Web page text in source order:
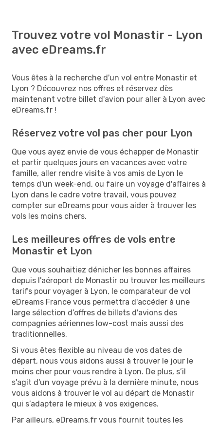
Trouvez votre vol Monastir - Lyon
avec eDreams.fr
Vous êtes à la recherche d'un vol entre Monastir et
Lyon ? Découvrez nos offres et réservez dès
maintenant votre billet d'avion pour aller à Lyon avec
eDreams.fr !
Réservez votre vol pas cher pour Lyon
Que vous ayez envie de vous échapper de Monastir
et partir quelques jours en vacances avec votre
famille, aller rendre visite à vos amis de Lyon le
temps d'un week-end, ou faire un voyage d'affaires à
Lyon dans le cadre votre travail, vous pouvez
compter sur eDreams pour vous aider à trouver les
vols les moins chers.
Les meilleures offres de vols entre
Monastir et Lyon
Que vous souhaitiez dénicher les bonnes affaires
depuis l'aéroport de Monastir ou trouver les meilleurs
tarifs pour voyager à Lyon, le comparateur de vol
eDreams France vous permettra d'accéder à une
large sélection d’offres de billets d'avions des
compagnies aériennes low-cost mais aussi des
traditionnelles.
Si vous êtes flexible au niveau de vos dates de
départ, nous vous aidons aussi à trouver le jour le
moins cher pour vous rendre à Lyon. De plus, s’il
s'agit d'un voyage prévu à la dernière minute, nous
vous aidons à trouver le vol au départ de Monastir
qui s’adaptera le mieux à vos exigences.
Par ailleurs, eDreams.fr vous fournit toutes les